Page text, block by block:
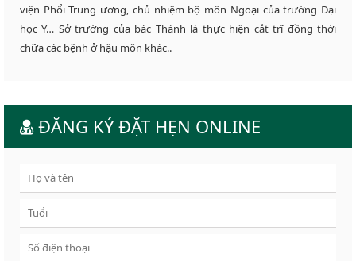
viện Phổi Trung ương, chủ nhiệm bộ môn Ngoại của trường Đại
học Y… Sở trường của bác Thành là thực hiện cắt trĩ đồng thời
chữa các bệnh ở hậu môn khác..
ĐĂNG KÝ ĐẶT HẸN ONLINE